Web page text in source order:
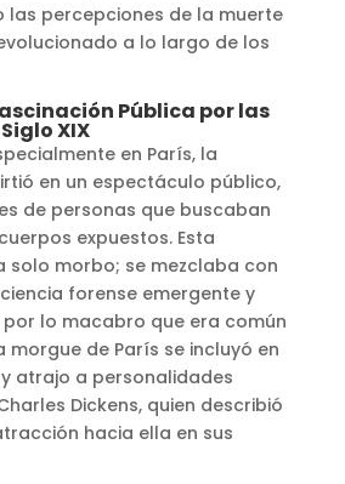
las percepciones de la muerte
a lo largo de los
Pública por las
XIX
en París, la
en un espectáculo público,
de personas que buscaban
expuestos. Esta
solo morbo; se mezclaba con
forense emergente y
lo macabro que era común
morgue de París se incluyó en
atrajo a personalidades
Dickens, quien describió
hacia ella en sus